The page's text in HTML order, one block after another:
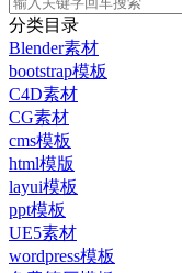
分类目录
Blender素材
bootstrap模板
C4D素材
CG素材
cms模板
html模版
layui模板
ppt模板
UE5素材
wordpress模板